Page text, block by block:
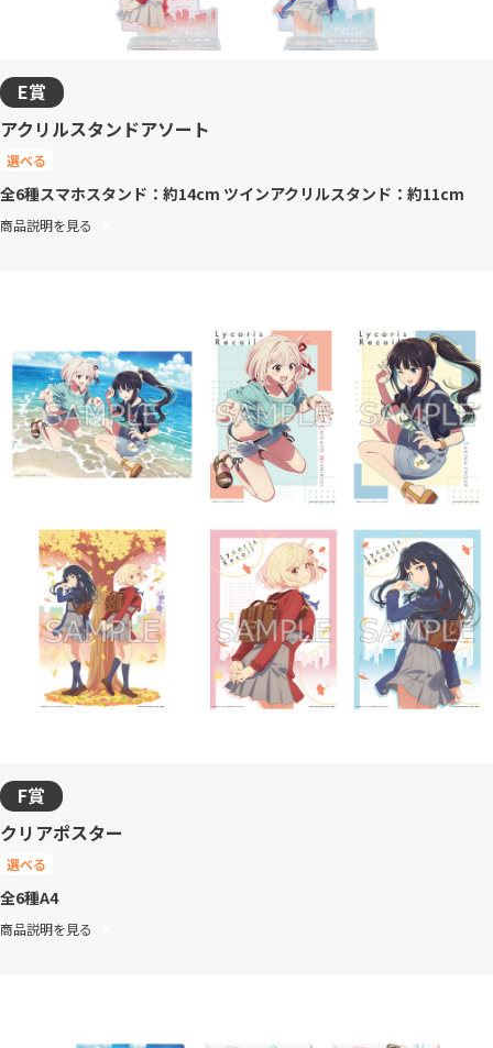
E賞
アクリルスタンドアソート
選べる
全6種スマホスタンド：約14cm ツインアクリルスタンド：約11cm
商品説明を見る
F賞
クリアポスター
選べる
全6種A4
商品説明を見る